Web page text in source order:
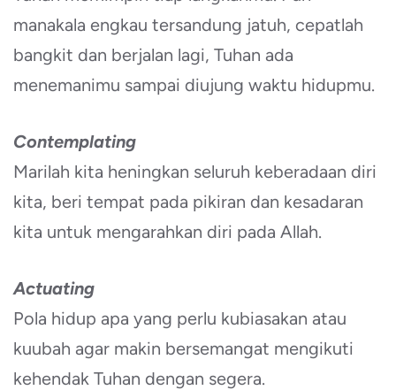
manakala engkau tersandung jatuh, cepatlah
bangkit dan berjalan lagi, Tuhan ada
menemanimu sampai diujung waktu hidupmu.
Contemplating
Marilah kita heningkan seluruh keberadaan diri
kita, beri tempat pada pikiran dan kesadaran
kita untuk mengarahkan diri pada Allah.
Actuating
Pola hidup apa yang perlu kubiasakan atau
kuubah agar makin bersemangat mengikuti
kehendak Tuhan dengan segera.